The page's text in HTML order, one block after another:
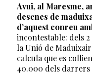
Avui, al Maresme,
desenes de
d’aquest conreu
incontestable: dels
la Unió de
calcula que es
40.000 dels darrers